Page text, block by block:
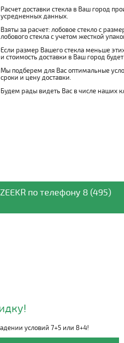
Расчет доставки стекла в Ваш город
усредненных данных.
Взяты за расчет: лобовое стекло с
лобового стекла с учетом жесткой
Если размер Вашего стекла меньше
и стоимость доставки в Ваш город
Мы подберем для Вас оптимальные
сроки и цену доставки.
Будем рады видеть Вас в числе наших
ZEEKR по телефону 8 (495)
компании
условий 7+5 или 8+4!